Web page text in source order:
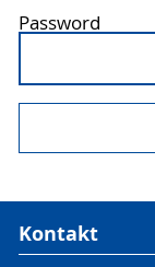
Password
Kontakt